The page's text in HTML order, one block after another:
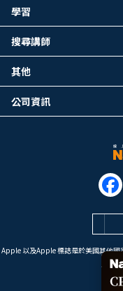
Apple 以及Apple 標誌是於美國其他
學習
搜尋講師
其他
公司資訊